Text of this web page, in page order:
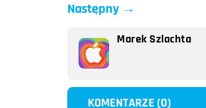
Następny →
Marek Szlachta
KOMENTARZE (0)